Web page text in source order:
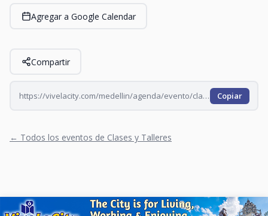
Agregar a Google Calendar
Compartir
https://vivelacity.com/medellin/agenda/evento/clase-de-yoga-en-el-t-pablo-tobon-2026-07-10 Copiar
← Todos los eventos de Clases y Talleres